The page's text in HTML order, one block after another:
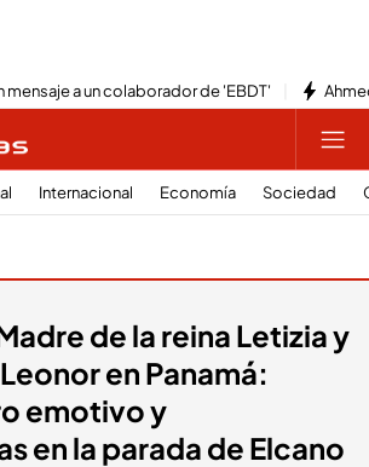
mensaje a un colaborador de 'EBDT'
Internacional Economía Sociedad
de la reina Letizia y
en Panamá:
emotivo y
en la parada de Elcano